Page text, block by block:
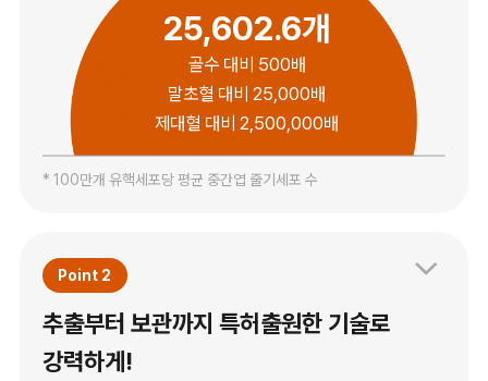
25,602.6개
골수 대비 500배
말초혈 대비 25,000배
제대혈 대비 2,500,000배
* 100만개 유핵세포당 평균 중간엽 줄기세포 수
Point 2
추출부터 보관까지 특허출원한 기술로
강력하게!